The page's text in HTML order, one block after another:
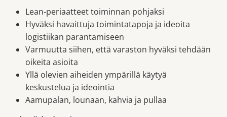
Lean-periaatteet toiminnan pohjaksi
Hyväksi havaittuja toimintatapoja ja ideoita
logistiikan parantamiseen
Varmuutta siihen, että varaston hyväksi tehdään
oikeita asioita
Yllä olevien aiheiden ympärillä käytyä
keskustelua ja ideointia
Aamupalan, lounaan, kahvia ja pullaa